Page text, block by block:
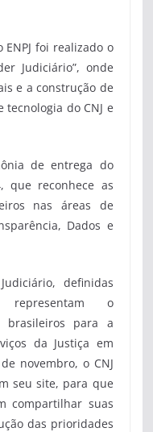
foi realizado o
Judiciário”, onde
e a construção de
do CNJ e
de entrega do
que reconhece as
nas áreas de
Dados e
definidas
representam o
brasileiros para a
da Justiça em
novembro, o CNJ
seu site, para que
compartilhar suas
das prioridades